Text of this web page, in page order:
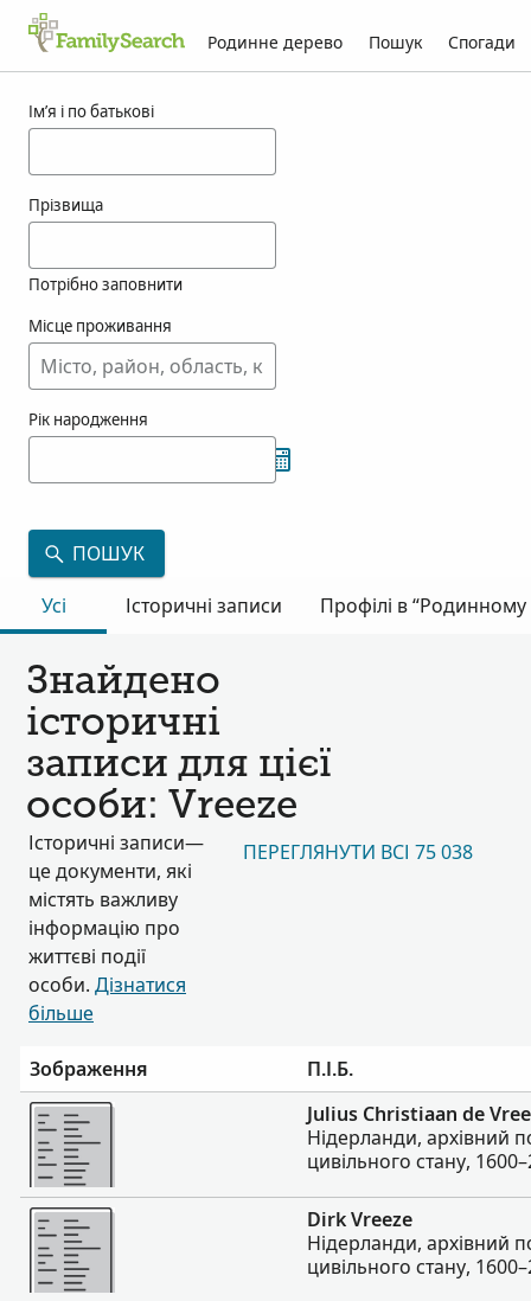
Родинне дерево Пошук Спогади
Ім’я і по батькові
Прізвища
Потрібно заповнити
Місце проживання
Рік народження
ПОШУК
Усі
Історичні записи Профілі в “Родинному
Знайдено
історичні
записи для цієї
особи: Vreeze
Історичні записи—
це документи, які
містять важливу
інформацію про
життєві події
особи. Дізнатися
більше
ПЕРЕГЛЯНУТИ ВСІ 75 038
Зображення
П.І.Б.
Більше
Julius Christiaan de
Нідерланди, архівний
цивільного стану,
Більше
Dirk Vreeze
Нідерланди, архівний
цивільного стану,